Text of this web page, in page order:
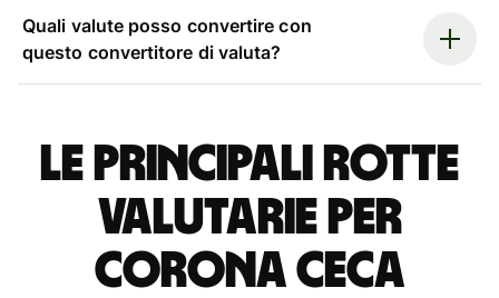
Quali valute posso convertire con
questo convertitore di valuta?
Le principali rotte
valutarie per
corona ceca